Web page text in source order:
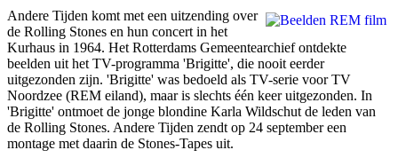
Andere Tijden komt met een uitzending over
de Rolling Stones en hun concert in het
Kurhaus in 1964. Het Rotterdams Gemeentearchief ontdekte
beelden uit het TV-programma 'Brigitte', die nooit eerder
uitgezonden zijn. 'Brigitte' was bedoeld als TV-serie voor TV
Noordzee (REM eiland), maar is slechts één keer uitgezonden. In
'Brigitte' ontmoet de jonge blondine Karla Wildschut de leden van
de Rolling Stones. Andere Tijden zendt op 24 september een
montage met daarin de Stones-Tapes uit.